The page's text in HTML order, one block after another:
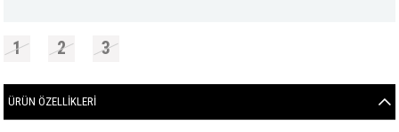
1 2 3
ÜRÜN ÖZELLIKLERI